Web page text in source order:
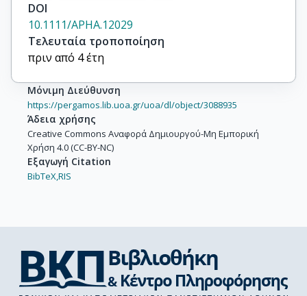
DOI
10.1111/APHA.12029
Τελευταία τροποποίηση
πριν από 4 έτη
Μόνιμη Διεύθυνση
https://pergamos.lib.uoa.gr/uoa/dl/object/3088935
Άδεια χρήσης
Creative Commons Αναφορά Δημιουργού-Μη Εμπορική
Χρήση 4.0 (CC-BY-NC)
Εξαγωγή Citation
BibTeX,RIS